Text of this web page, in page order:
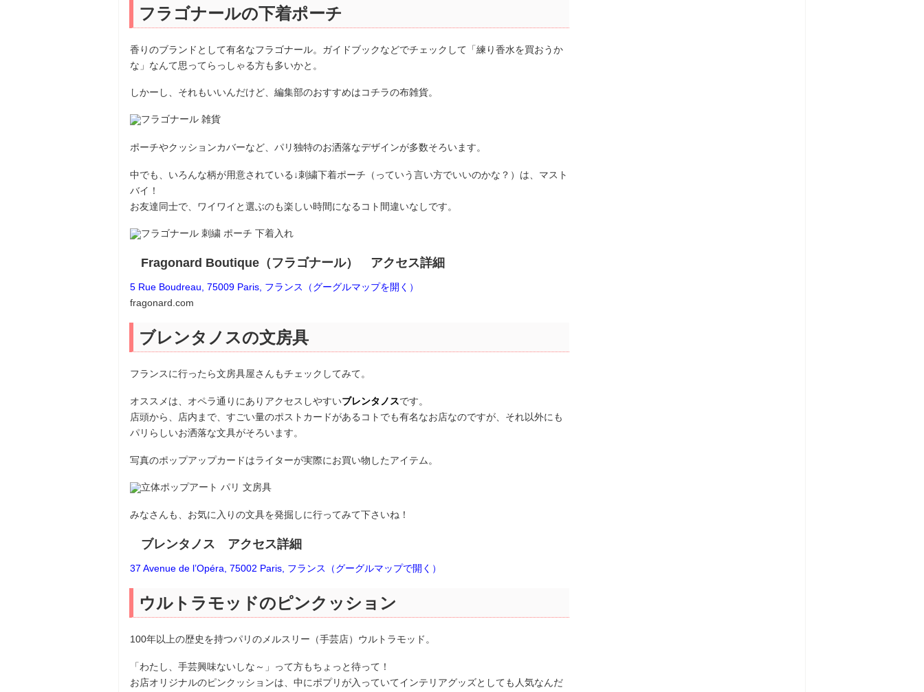
フラゴナールの下着ポーチ
香りのブランドとして有名なフラゴナール。ガイドブックなどでチェックして「練り香水を買おうか
な」なんて思ってらっしゃる方も多いかと。
しかーし、それもいいんだけど、編集部のおすすめはコチラの布雑貨。
ポーチやクッションカバーなど、パリ独特のお洒落なデザインが多数そろいます。
中でも、いろんな柄が用意されている↓刺繍下着ポーチ（っていう言い方でいいのかな？）は、マスト
バイ！
お友達同士で、ワイワイと選ぶのも楽しい時間になるコト間違いなしです。
Fragonard Boutique（フラゴナール） アクセス詳細
5 Rue Boudreau, 75009 Paris, フランス（グーグルマップを開く）
fragonard.com
ブレンタノスの文房具
フランスに行ったら文房具屋さんもチェックしてみて。
オススメは、オペラ通りにありアクセスしやすいブレンタノスです。
店頭から、店内まで、すごい量のポストカードがあるコトでも有名なお店なのですが、それ以外にも
パリらしいお洒落な文具がそろいます。
写真のポップアップカードはライターが実際にお買い物したアイテム。
みなさんも、お気に入りの文具を発掘しに行ってみて下さいね！
ブレンタノス アクセス詳細
37 Avenue de l’Opéra, 75002 Paris, フランス（グーグルマップで開く）
ウルトラモッドのピンクッション
100年以上の歴史を持つパリのメルスリー（手芸店）ウルトラモッド。
「わたし、手芸興味ないしな～」って方もちょっと待って！
お店オリジナルのピンクッションは、中にポプリが入っていてインテリアグッズとしても人気なんだ